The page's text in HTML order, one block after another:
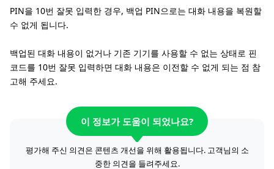
PIN을 10번 잘못 입력한 경우, 백업 PIN으로는 대화 내용을 복원할
수 없게 됩니다.
백업된 대화 내용이 없거나 기존 기기를 사용할 수 없는 상태로 핀
코드를 10번 잘못 입력하면 대화 내용은 이전할 수 없게 되는 점 참
고해 주세요.
이 정보가 도움이 되었나요?
평가해 주신 의견은 콘텐츠 개선을 위해 활용됩니다. 고객님의 소
중한 의견을 들려주세요.